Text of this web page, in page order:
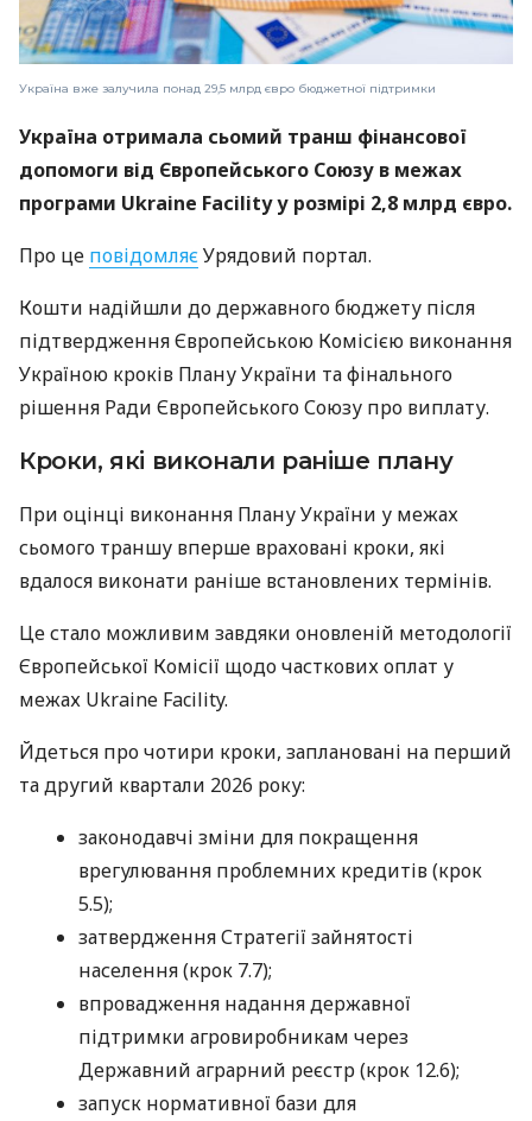
Україна вже залучила понад 29,5 млрд євро бюджетної підтримки
Україна отримала сьомий транш фінансової
допомоги від Європейського Союзу в межах
програми Ukraine Facility у розмірі 2,8 млрд євро.
Про це повідомляєУрядовий портал.
Кошти надійшли до державного бюджету після
підтвердження Європейською Комісією виконання
Україною кроків Плану України та фінального
рішення Ради Європейського Союзу про виплату.
Кроки, які виконали раніше плану
При оцінці виконання Плану України у межах
сьомого траншу вперше враховані кроки, які
вдалося виконати раніше встановлених термінів.
Це стало можливим завдяки оновленій методології
Європейської Комісії щодо часткових оплат у
межах Ukraine Facility.
Йдеться про чотири кроки, заплановані на перший
та другий квартали 2026 року:
законодавчі зміни для покращення
врегулювання проблемних кредитів (крок
5.5);
затвердження Стратегії зайнятості
населення (крок 7.7);
впровадження надання державної
підтримки агровиробникам через
Державний аграрний реєстр (крок 12.6);
запуск нормативної бази для